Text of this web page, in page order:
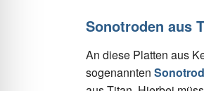
Sonotroden aus
An diese Platten aus
sogenannten